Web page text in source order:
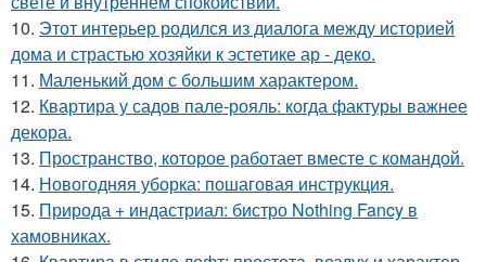
10. Этот интерьер родился из диалога между историей
дома и страстью хозяйки к эстетике ар - деко.
11. Маленький дом с большим характером.
12. Квартира у садов пале-рояль: когда фактуры важнее
декора.
13. Пространство, которое работает вместе с командой.
14. Новогодняя уборка: пошаговая инструкция.
15. Природа + индастриал: бистро Nothing Fancy в
хамовниках.